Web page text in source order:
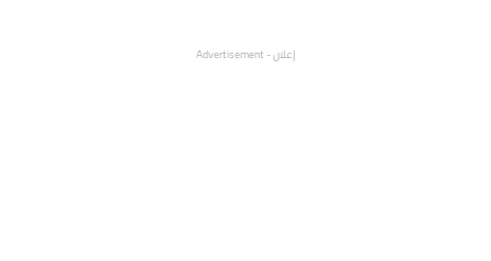
إعلان - Advertisement